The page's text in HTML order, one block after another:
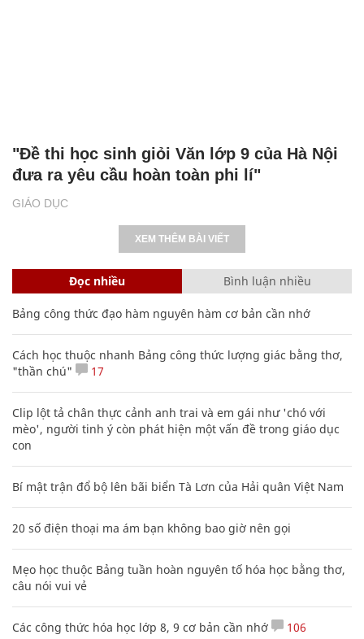
GIÁO DỤC
"Đề thi học sinh giỏi Văn lớp 9 của Hà Nội
đưa ra yêu cầu hoàn toàn phi lí"
XEM THÊM BÀI VIẾT
Đọc nhiều Bình luận nhiều
Bảng công thức đạo hàm nguyên hàm cơ bản cần nhớ
Cách học thuộc nhanh Bảng công thức lượng giác bằng thơ,
"thần chú"
17
Clip lột tả chân thực cảnh anh trai và em gái như 'chó với
mèo', người tinh ý còn phát hiện một vấn đề trong giáo dục
con
Bí mật trận đổ bộ lên bãi biển Tà Lơn của Hải quân Việt Nam
20 số điện thoại ma ám bạn không bao giờ nên gọi
Mẹo học thuộc Bảng tuần hoàn nguyên tố hóa học bằng thơ,
câu nói vui vẻ
Các công thức hóa học lớp 8, 9 cơ bản cần nhớ 106